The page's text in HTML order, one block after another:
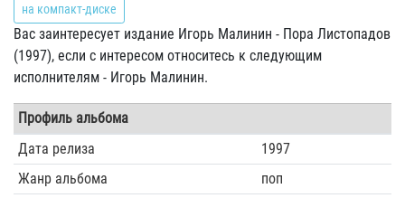
на компакт-диске
Вас заинтересует издание Игорь Малинин - Пора Листопадов
(1997), если с интересом относитесь к следующим
исполнителям - Игорь Малинин.
Профиль альбома
Дата релиза
1997
Жанр альбома
поп